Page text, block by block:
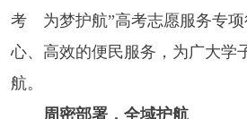
考 为梦护航”高考志愿服务专项
心、高效的便民服务，为广大学
航。
周密部署，全域护航